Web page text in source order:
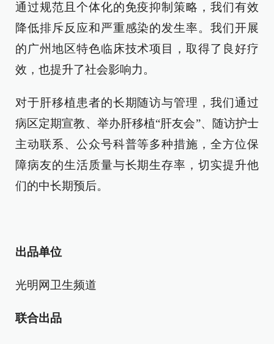
通过规范且个体化的免疫抑制策略，我们有效
降低排斥反应和严重感染的发生率。我们开展
的广州地区特色临床技术项目，取得了良好疗
效，也提升了社会影响力。
对于肝移植患者的长期随访与管理，我们通过
病区定期宣教、举办肝移植“肝友会”、随访护士
主动联系、公众号科普等多种措施，全方位保
障病友的生活质量与长期生存率，切实提升他
们的中长期预后。
出品单位
光明网卫生频道
联合出品